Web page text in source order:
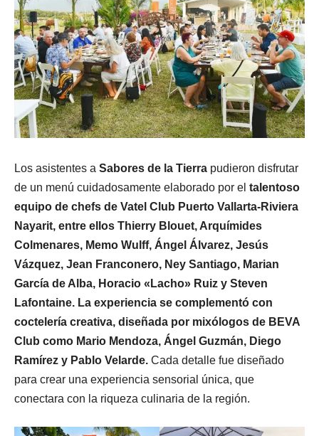
Los asistentes a Sabores de la Tierra pudieron disfrutar
de un menú cuidadosamente elaborado por el talentoso
equipo de chefs de Vatel Club Puerto Vallarta-Riviera
Nayarit, entre ellos Thierry Blouet, Arquímides
Colmenares, Memo Wulff, Ángel Álvarez, Jesús
Vázquez, Jean Franconero, Ney Santiago, Marian
García de Alba, Horacio «Lacho» Ruiz y Steven
Lafontaine. La experiencia se complementó con
coctelería creativa, diseñada por mixólogos de BEVA
Club como Mario Mendoza, Ángel Guzmán, Diego
Ramírez y Pablo Velarde. Cada detalle fue diseñado
para crear una experiencia sensorial única, que
conectara con la riqueza culinaria de la región.